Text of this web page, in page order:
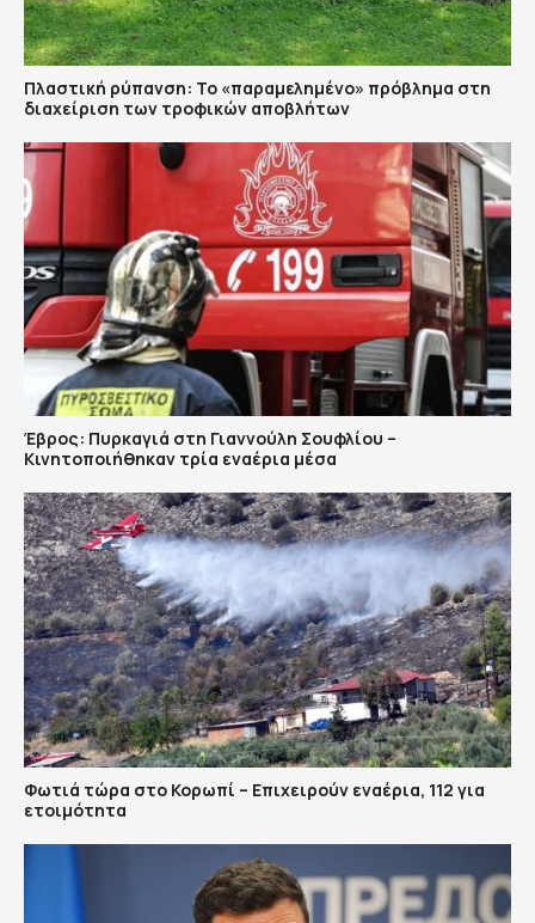
Πλαστική ρύπανση: Το «παραμελημένο» πρόβλημα στη
διαχείριση των τροφικών αποβλήτων
Έβρος: Πυρκαγιά στη Γιαννούλη Σουφλίου –
Κινητοποιήθηκαν τρία εναέρια μέσα
Φωτιά τώρα στο Κορωπί – Επιχειρούν εναέρια, 112 για
ετοιμότητα